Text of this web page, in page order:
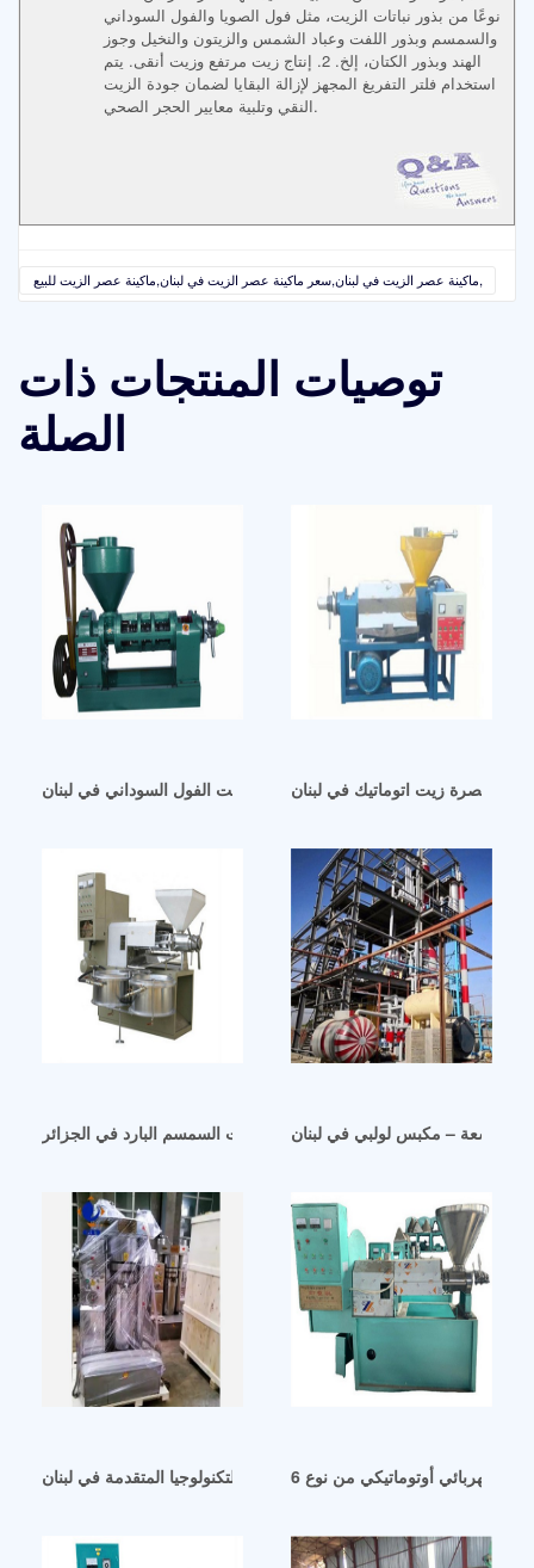
نوعًا من بذور نباتات الزيت، مثل فول الصويا والفول السوداني
والسمسم وبذور اللفت وعباد الشمس والزيتون والنخيل وجوز
الهند وبذور الكتان، إلخ. 2. إنتاج زيت مرتفع وزيت أنقى. يتم
استخدام فلتر التفريغ المجهز لإزالة البقايا لضمان جودة الزيت
النقي وتلبية معايير الحجر الصحي.
ماكينة عصر الزيت في لبنان,سعر ماكينة عصر الزيت في لبنان,ماكينة عصر الزيت للبيع,
توصيات المنتجات ذات
الصلة
معدات عصر زيت الفول السوداني في لبنانمعصرة زيت اتوماتيك في لبنان
آلة تصنيع زيت السمسم البارد في الجزائرالسعة – مكبس لولبي في لبنان
آلة ضغط الزيت الهيدروليكية ذات التكنولوجيا المتقدمة في لبنان